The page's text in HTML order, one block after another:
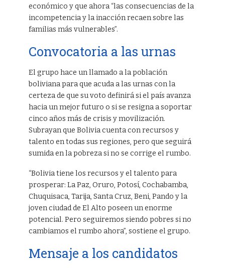
económico y que ahora “las consecuencias de la
incompetencia y la inacción recaen sobre las
familias más vulnerables”.
Convocatoria a las urnas
El grupo hace un llamado a la población
boliviana para que acuda a las urnas con la
certeza de que su voto definirá si el país avanza
hacia un mejor futuro o si se resigna a soportar
cinco años más de crisis y movilización.
Subrayan que Bolivia cuenta con recursos y
talento en todas sus regiones, pero que seguirá
sumida en la pobreza si no se corrige el rumbo.
“Bolivia tiene los recursos y el talento para
prosperar: La Paz, Oruro, Potosí, Cochabamba,
Chuquisaca, Tarija, Santa Cruz, Beni, Pando y la
joven ciudad de El Alto poseen un enorme
potencial. Pero seguiremos siendo pobres si no
cambiamos el rumbo ahora”, sostiene el grupo.
Mensaje a los candidatos